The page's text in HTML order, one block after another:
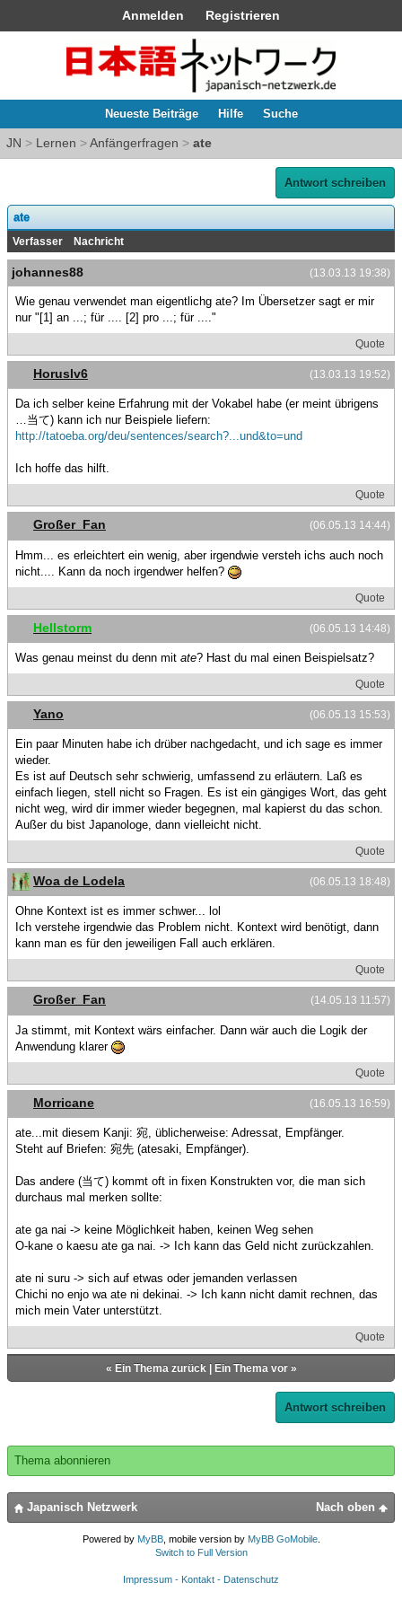
Anmelden Registrieren
Neueste Beiträge Hilfe Suche
JN > Lernen >Anfängerfragen > ate
Antwort schreiben
ate
Verfasser Nachricht
(13.03.13 19:38)
johannes88
Wie genau verwendet man eigentlichg ate? Im Übersetzer sagt er mir
nur "[1] an ...; für .... [2] pro ...; für ...."
Quote
(13.03.13 19:52)
Horuslv6
Da ich selber keine Erfahrung mit der Vokabel habe (er meint übrigens
…当て) kann ich nur Beispiele liefern:
http://tatoeba.org/deu/sentences/search?...und&to=und
Ich hoffe das hilft.
Quote
(06.05.13 14:44)
Großer_Fan
Hmm... es erleichtert ein wenig, aber irgendwie versteh ichs auch noch
nicht.... Kann da noch irgendwer helfen?
Quote
(06.05.13 14:48)
Hellstorm
Was genau meinst du denn mit ate? Hast du mal einen Beispielsatz?
Quote
(06.05.13 15:53)
Yano
Ein paar Minuten habe ich drüber nachgedacht, und ich sage es immer
wieder.
Es ist auf Deutsch sehr schwierig, umfassend zu erläutern. Laß es
einfach liegen, stell nicht so Fragen. Es ist ein gängiges Wort, das geht
nicht weg, wird dir immer wieder begegnen, mal kapierst du das schon.
Außer du bist Japanologe, dann vielleicht nicht.
Quote
(06.05.13 18:48)
Woa de Lodela
Ohne Kontext ist es immer schwer... lol
Ich verstehe irgendwie das Problem nicht. Kontext wird benötigt, dann
kann man es für den jeweiligen Fall auch erklären.
Quote
(14.05.13 11:57)
Großer_Fan
Ja stimmt, mit Kontext wärs einfacher. Dann wär auch die Logik der
Anwendung klarer
Quote
(16.05.13 16:59)
Morricane
ate...mit diesem Kanji: 宛, üblicherweise: Adressat, Empfänger.
Steht auf Briefen: 宛先 (atesaki, Empfänger).
Das andere (当て) kommt oft in fixen Konstrukten vor, die man sich
durchaus mal merken sollte:
ate ga nai -> keine Möglichkeit haben, keinen Weg sehen
O-kane o kaesu ate ga nai. -> Ich kann das Geld nicht zurückzahlen.
ate ni suru -> sich auf etwas oder jemanden verlassen
Chichi no enjo wa ate ni dekinai. -> Ich kann nicht damit rechnen, das
mich mein Vater unterstützt.
Quote
« Ein Thema zurück| Ein Thema vor»
Antwort schreiben
Thema abonnieren
Nach oben
Japanisch Netzwerk
Powered by MyBB, mobile version by MyBB GoMobile.
Switch to Full Version
Impressum - Kontakt - Datenschutz